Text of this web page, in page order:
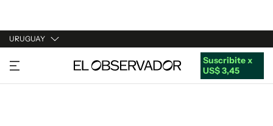
URUGUAY
URUGUAY
ARGENTINA
Suscribite x
US$ 3,45